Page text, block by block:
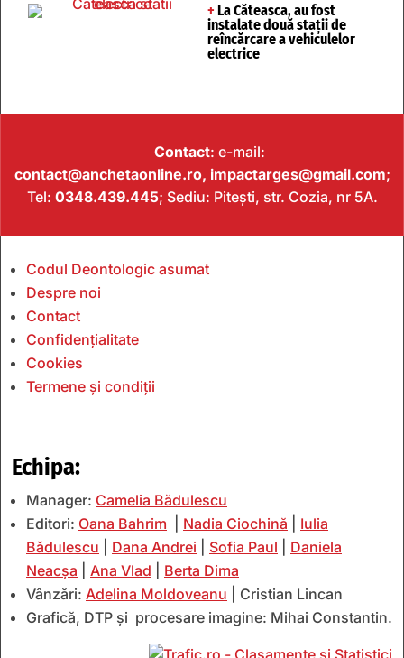
+ La Căteasca, au fost
instalate două stații de
reîncărcare a vehiculelor
electrice
Contact: e-mail:
contact@anchetaonline.ro, impactarges@gmail.com;
Tel: 0348.439.445; Sediu: Pitești, str. Cozia, nr 5A.
Codul Deontologic asumat
Despre noi
Contact
Confidențialitate
Cookies
Termene și condiții
Echipa:
Manager: Camelia Bădulescu
Editori: Oana Bahrim Nadia Ciochină
Iulia
Bădulescu
Dana Andrei Sofia Paul
Daniela
Neacșa
Ana Vlad
Berta Dima
Vânzări: Adelina Moldoveanu | Cristian Lincan
Grafică, DTP și procesare imagine: Mihai Constantin.